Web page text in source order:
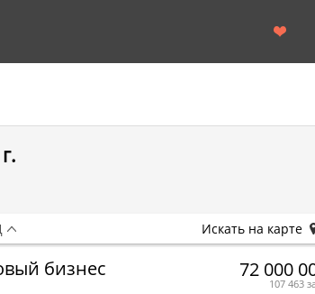
бизнес 72 000
107 463
Искать на карте